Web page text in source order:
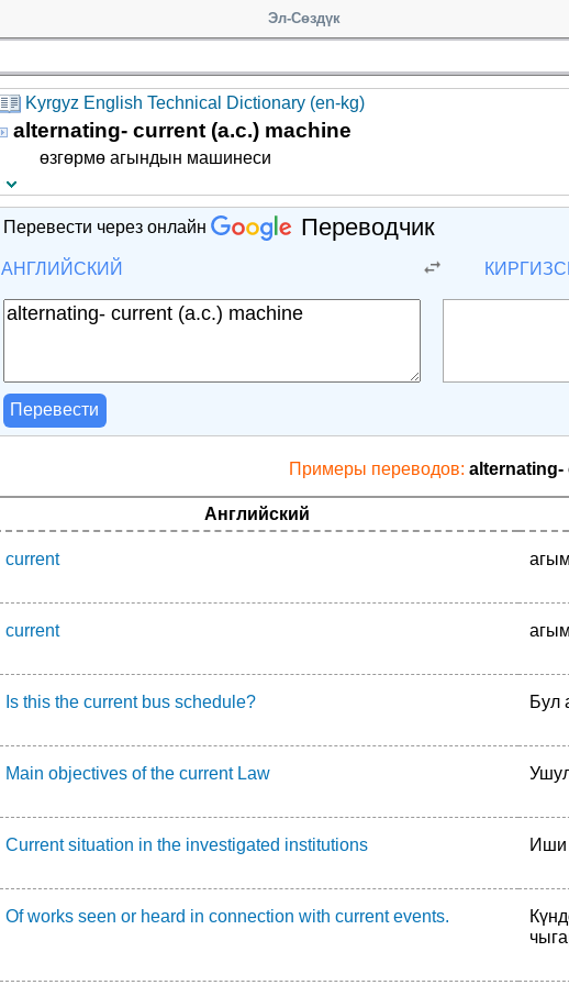
Эл-Сөздүк
Kyrgyz English Technical Dictionary (en-kg)
alternating- current (a.c.) machine
өзгөрмө агындын машинеси
Перевести через онлайн Переводчик
АНГЛИЙСКИЙ
Перевести
Примеры переводов: alternating-
Английский
current агым
current агым
Is this the current bus schedule? Бул
Main objectives of the current Law
Current situation in the investigated institutions Иши
Of works seen or heard in connection with current events.